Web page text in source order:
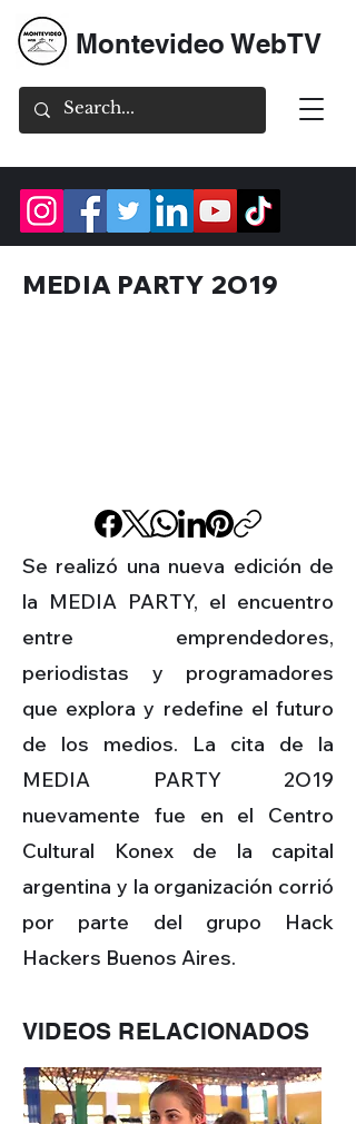
Montevideo WebTV
MEDIA PARTY 2O19
Se realizó una nueva edición de
la MEDIA PARTY, el encuentro
entre emprendedores,
periodistas y programadores
que explora y redefine el futuro
de los medios. La cita de la
MEDIA PARTY 2O19
nuevamente fue en el Centro
Cultural Konex de la capital
argentina y la organización corrió
por parte del grupo Hack
Hackers Buenos Aires.
VIDEOS RELACIONADOS